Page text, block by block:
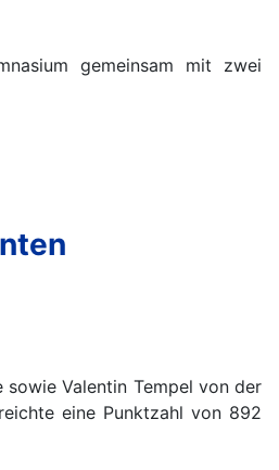
gemeinsam mit zwei
Valentin Tempel von der
eine Punktzahl von 892